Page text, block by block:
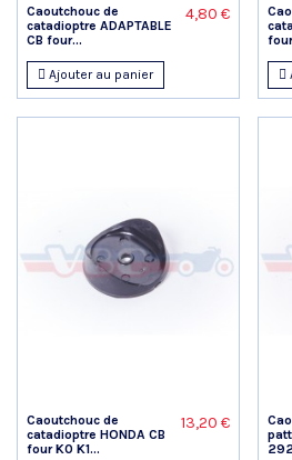
Caoutchouc de
catadioptre ADAPTABLE
CB four...
4,80 €
Ajouter au panier
Caoutchouc de
catadioptre HONDA CB
four K0 K1...
13,20 €